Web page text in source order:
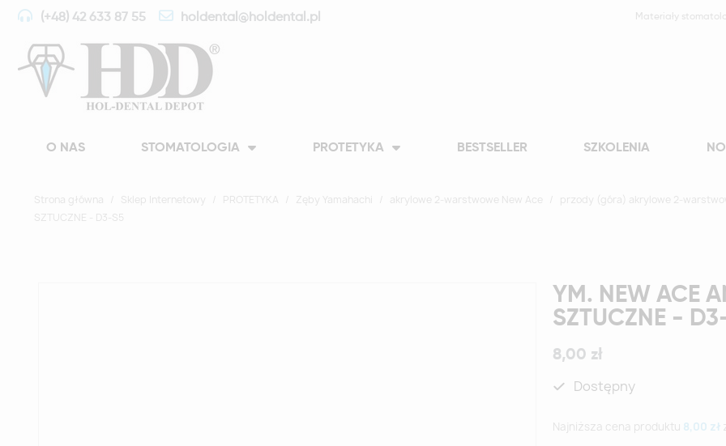
(+48) 42 633 87 55 holdental@holdental.pl Materiały
O NAS STOMATOLOGIA PROTETYKA BESTSELLER SZKOLENIA
Strona główna Sklep Internetowy PROTETYKA Zęby Yamahachi akrylowe 2-warstwowe New Ace
przody (góra) akrylowe 2-
SZTUCZNE - D3-S5
YM. NEW ACE
SZTUCZNE -
8,00 zł
Dostępny
Najniższa cena produktu 8,00 zł